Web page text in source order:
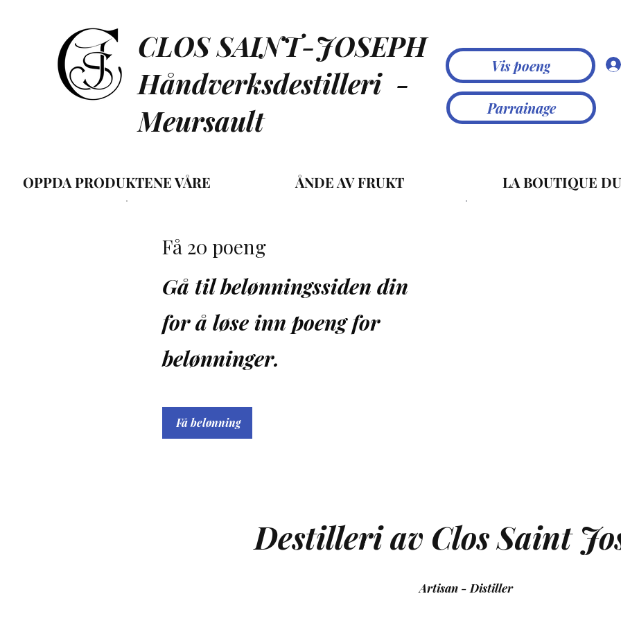
CLOS SAINT-JOSEPH
Håndverksdestilleri -
Meursault
Vis poeng
Parrainage
OPPDA PRODUKTENE VÅRE ÅNDE AV FRUKT LA BOUTIQUE
Få 20 poeng
Gå til belønningssiden din
for å løse inn poeng for
belønninger.
Få belønning
Destilleri av Clos Saint
Artisan - Distiller